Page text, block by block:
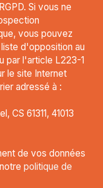
Si vous ne
vous pouvez
d'opposition au
par l'article L223-1
le site Internet
adressé à :
CS 61311, 41013
de vos données
politique de